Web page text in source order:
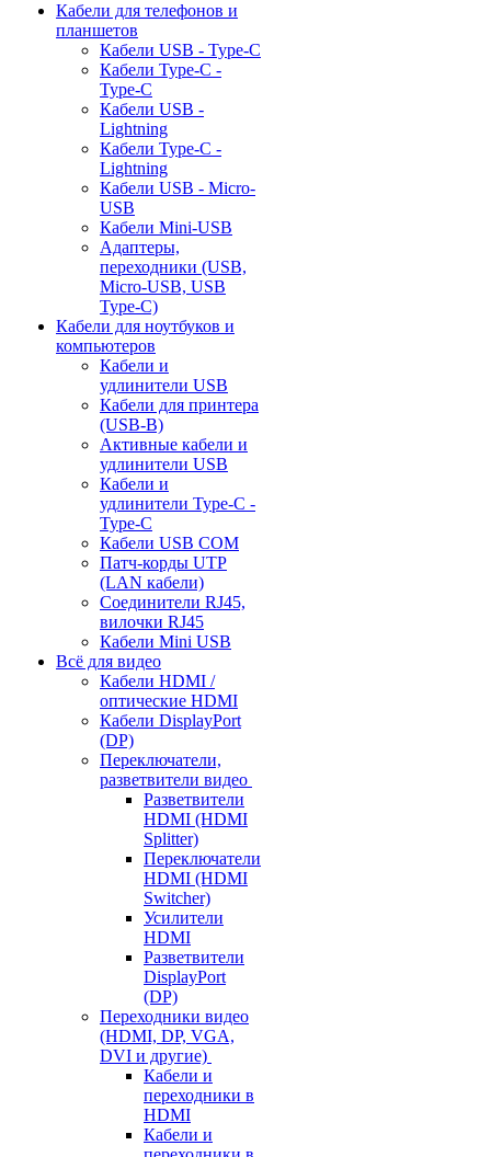
Кабели для телефонов и
планшетов
Кабели USB - Type-C
Кабели Type-C -
Type-C
Кабели USB -
Lightning
Кабели Type-C -
Lightning
Кабели USB - Micro-
USB
Кабели Mini-USB
Адаптеры,
переходники (USB,
Micro-USB, USB
Type-C)
Кабели для ноутбуков и
компьютеров
Кабели и
удлинители USB
Кабели для принтера
(USB-B)
Активные кабели и
удлинители USB
Кабели и
удлинители Type-C -
Type-C
Кабели USB COM
Патч-корды UTP
(LAN кабели)
Соединители RJ45,
вилочки RJ45
Кабели Mini USB
Всё для видео
Кабели HDMI /
оптические HDMI
Кабели DisplayPort
(DP)
Переключатели,
разветвители видео
Разветвители
HDMI (HDMI
Splitter)
Переключатели
HDMI (HDMI
Switcher)
Усилители
HDMI
Разветвители
DisplayPort
(DP)
Переходники видео
(HDMI, DP, VGA,
DVI и другие)
Кабели и
переходники в
HDMI
Кабели и